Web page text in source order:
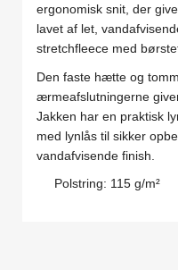
ergonomisk snit, der
lavet af let,
stretchfleece med
Den faste hætte og
ærmeafslutningerne
Jakken har en praktisk
med lynlås til sikker
vandafvisende finish.
Polstring: 115 g/m²